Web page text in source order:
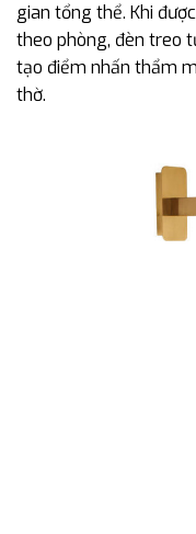
gian tổng thể. Khi
theo phòng, đèn treo
tạo điểm nhấn thẩm
thờ.